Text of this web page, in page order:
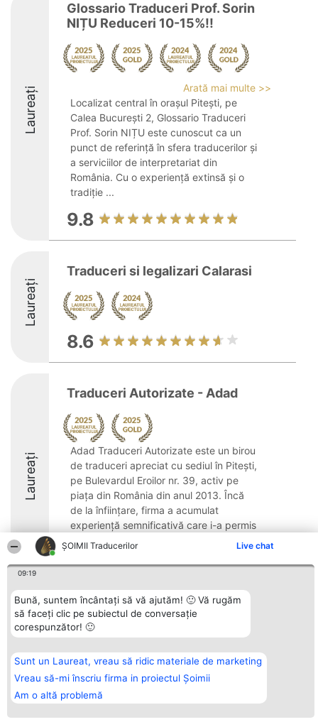
ȘOIMII Traducerilor Live chat
09:19
Bună, suntem încântați să vă ajutăm! 🙂 Vă rugăm
să faceți clic pe subiectul de conversație
corespunzător! 🙂
Sunt un Laureat, vreau să ridic materiale de marketing
Vreau să-mi înscriu firma in proiectul Șoimii
Am o altă problemă
Laureați
Glossario Traduceri Prof. Sorin
NIȚU Reduceri 10-15%!!
Arată mai multe >>
Localizat central în orașul Pitești, pe
Calea București 2, Glossario Traduceri
Prof. Sorin NIȚU este cunoscut ca un
punct de referință în sfera traducerilor și
a serviciilor de interpretariat din
România. Cu o experiență extinsă și o
tradiție ...
9.8
Laureați
Traduceri si legalizari Calarasi
8.6
Laureați
Traduceri Autorizate - Adad
Adad Traduceri Autorizate este un birou
de traduceri apreciat cu sediul în Pitești,
pe Bulevardul Eroilor nr. 39, activ pe
piața din România din anul 2013. Încă
de la înființare, firma a acumulat
experiență semnificativă care i-a permis
să ...
9.8
Organizator Ranking
BRIGHT SOLUTIONS BR SRL
Aleea Timisul De Sus 2 Bl. A30
București
tel: +40 770 990 492
Plebiscyt
Lista Tuturor
Reguli
Politica de